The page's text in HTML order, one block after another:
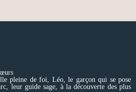
pleine de foi, Léo, le garçon qui se pose
leur guide sage, à la découverte des plus